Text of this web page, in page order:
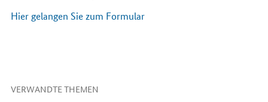
Hier gelangen Sie zum Formular
VERWANDTE THEMEN